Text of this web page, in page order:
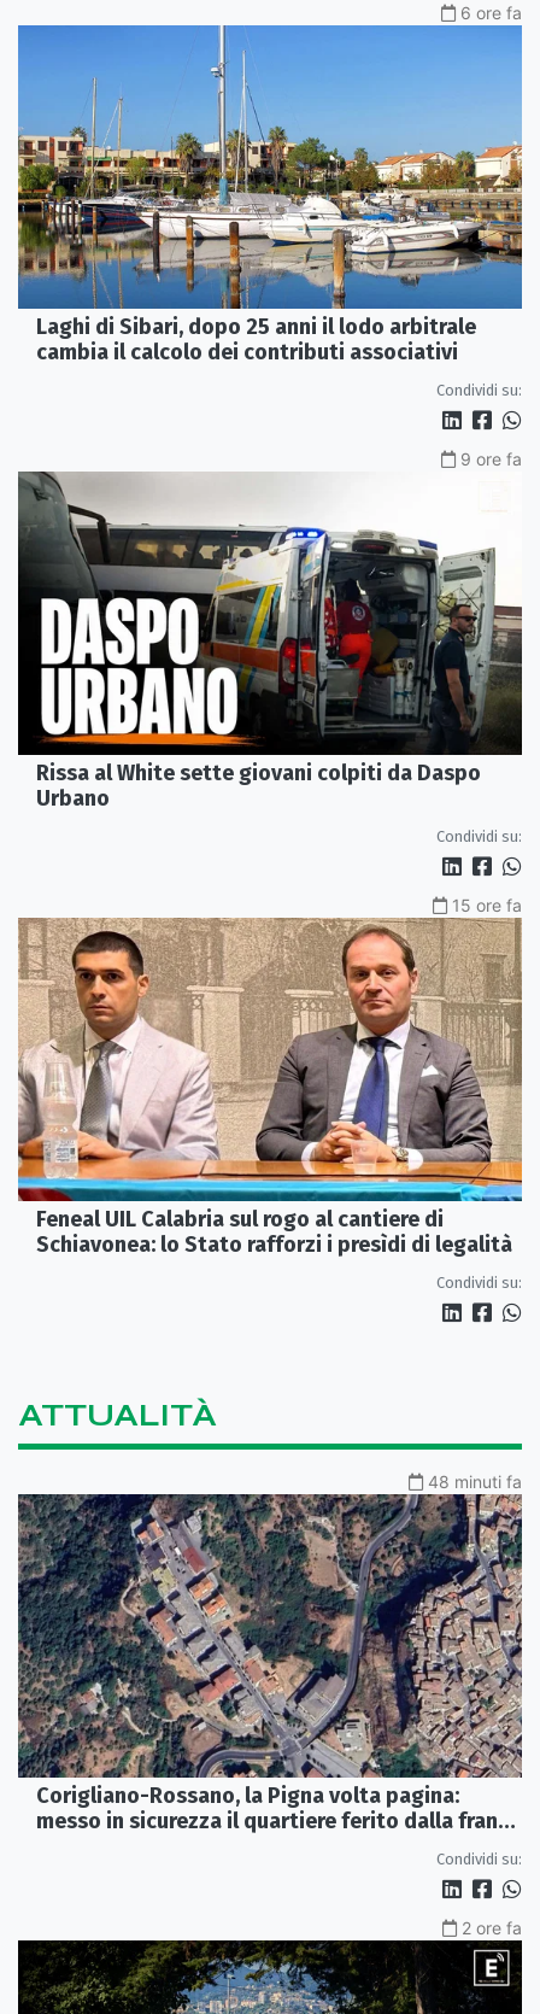
6 ore fa
Laghi di Sibari, dopo 25 anni il lodo arbitrale
cambia il calcolo dei contributi associativi
Condividi su:
9 ore fa
Rissa al White sette giovani colpiti da Daspo
Urbano
Condividi su:
15 ore fa
Feneal UIL Calabria sul rogo al cantiere di
Schiavonea: lo Stato rafforzi i presìdi di legalità
Condividi su:
ATTUALITÀ
48 minuti fa
Corigliano-Rossano, la Pigna volta pagina:
messo in sicurezza il quartiere ferito dalla frana
Condividi su:
2 ore fa